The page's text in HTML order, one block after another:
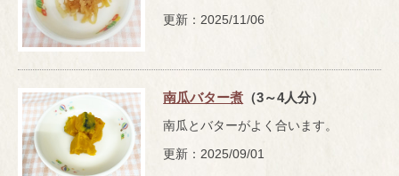
更新：2025/11/06
南瓜バター煮 （3～4人分）
南瓜とバターがよく合います。
更新：2025/09/01